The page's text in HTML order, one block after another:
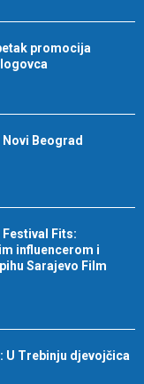
promocija
Beograd
Fits:
influencerom i
Sarajevo Film
U Trebinju djevojčica